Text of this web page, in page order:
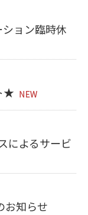
ション臨時休
★
によるサービ
お知らせ